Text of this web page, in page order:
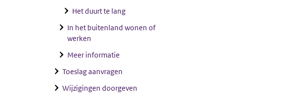
Het duurt te lang
In het buitenland wonen of
werken
Meer informatie
Toeslag aanvragen
Wijzigingen doorgeven